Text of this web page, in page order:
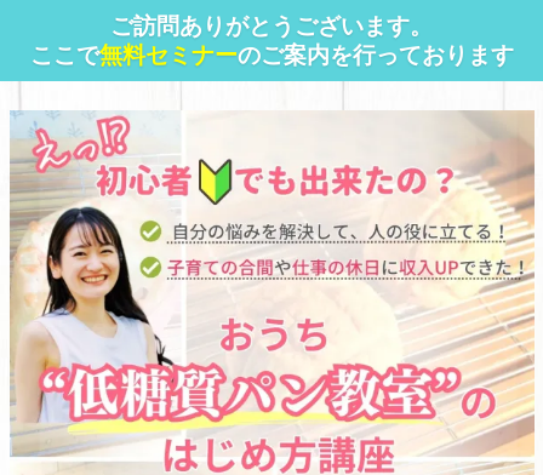
ご訪問ありがとうございます。
ここで無料セミナーのご案内を行っております